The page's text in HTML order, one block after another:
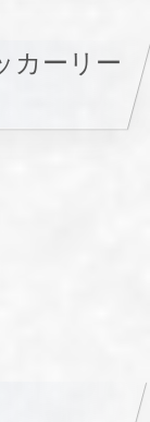
カーリー